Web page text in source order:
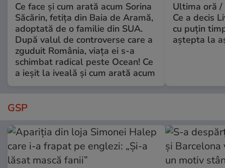
Ce face și cum arată acum Sorina
Săcărin, fetița din Baia de Aramă,
adoptată de o familie din SUA.
După valul de controverse care a
zguduit România, viața ei s-a
schimbat radical peste Ocean! Ce
a ieșit la iveală și cum arată acum
Ultima oră /
Ce a decis
cu puțin
aștepta la
GSP